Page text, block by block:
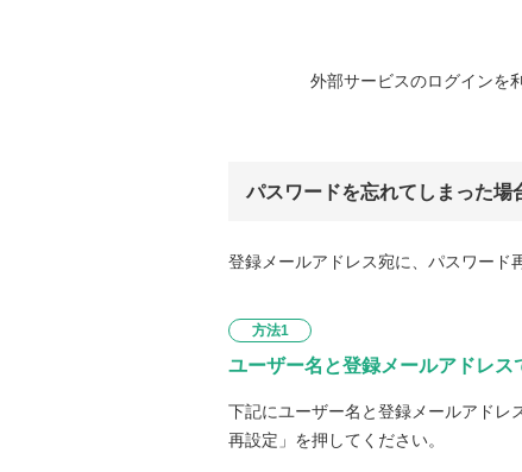
外部サービスのログインを
パスワードを忘れてしまった場
登録メールアドレス宛に、パスワード
方法1
ユーザー名と登録メールアドレス
下記にユーザー名と登録メールアドレ
再設定」を押してください。